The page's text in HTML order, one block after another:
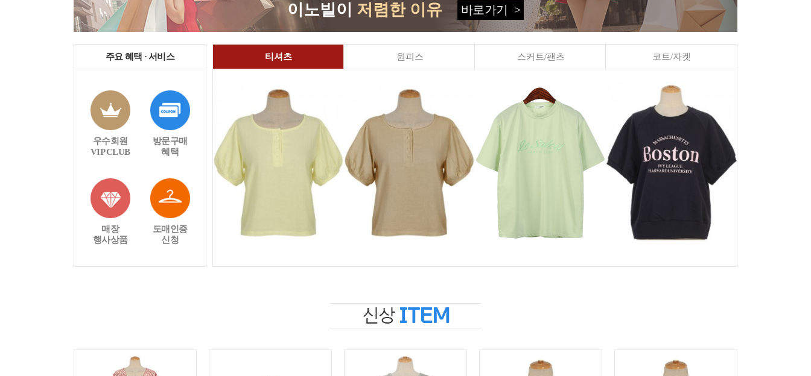
이노빌이 저렴한 이유 바로가기 >
주요 혜택 · 서비스
우수회원
VIP CLUB
방문구매
혜택
매장
행사상품
도매인증
신청
티셔츠 원피스 스커트/팬츠 코트/자켓